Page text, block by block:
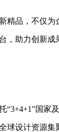
精品，不仅
助力创新成
国家
球设计资源